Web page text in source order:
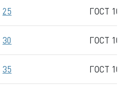
25 ГОСТ
30 ГОСТ
35 ГОСТ